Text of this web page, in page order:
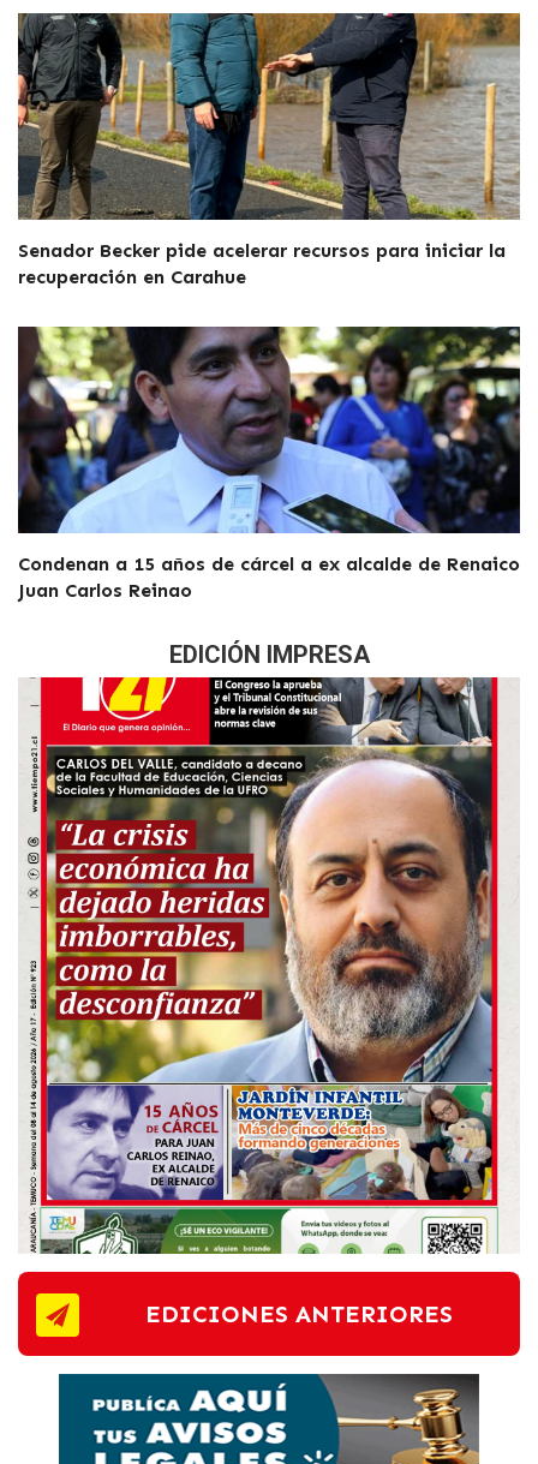
Senador Becker pide acelerar recursos para iniciar la
recuperación en Carahue
Condenan a 15 años de cárcel a ex alcalde de Renaico
Juan Carlos Reinao
EDICIÓN IMPRESA
EDICIONES ANTERIORES